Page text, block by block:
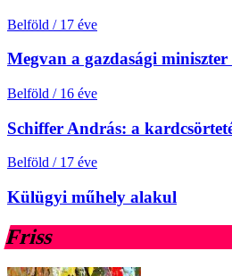
Belföld / 17 éve
Megvan a gazdasági miniszter
Belföld / 16 éve
Schiffer András: a
Belföld / 17 éve
Külügyi műhely alakul
Friss